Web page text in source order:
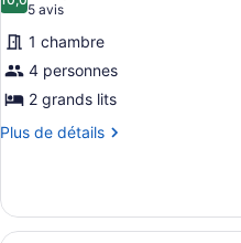
lit
photos
pour
ce
type
de
Chambre,
2
10,0 sur 10
5 avis
(5 avis)
1 chambre
4 personnes
2 grands lits
Plus de détails
Plus
aloft,
Chambre,